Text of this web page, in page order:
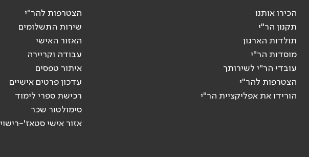
הכירו אותנו
תקנון הר"י
תולדות הארגון
מוסדות הר"י
עובדי הר"י לשירותך
הצטרפות להר"י
הורידו את אפליקציית הר"י
הצטרפות להר"י
שירות התשלומים
האזור האישי
עבודה וקריירה
איתור טפסים
עדכון פרטים אישיים
רכישת ספרי לימוד
סימולטור שכר
אזור אישי סטאז'-רישוי